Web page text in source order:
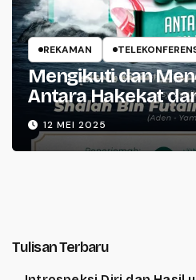
REKAMAN
Mengikuti dan
Antara Hakekat
12 MEI 2025
Tulisan Terbaru